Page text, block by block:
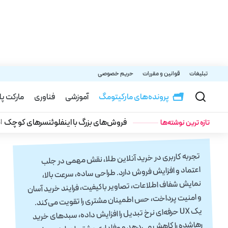
تبلیغات قوانین و مقررات حریم خصوصی
پرونده‌های مارکیتومگ آموزشی فناوری مارکت
تازه‌ ترین نوشته‌ها فروش‌های بزرگ با اینفلوئنسرهای کوچک
آموزشی
نوشته شده توسط:فرید مستوفی
انتشار: ۱۳ تیر ۱۴۰۵
تجربه کاربری در خرید آنلاین طلا، نقش مهمی در جلب
اعتماد و افزایش فروش دارد. طراحی ساده، سرعت بالا،
نمایش شفاف اطلاعات، تصاویر باکیفیت، فرایند خرید آسان
و امنیت پرداخت، حس اطمینان مشتری را تقویت می‌کند.
یک UX حرفه‌ای نرخ تبدیل را افزایش داده، سبدهای خرید
رهاشده را کاهش می‌دهد و وفاداری مشتریان را به همراه